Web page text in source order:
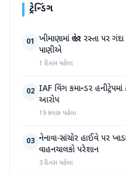
ટ્રેન્ડિંગ
01 ખીમાણામાં જાહેર રસ્તા પર
પાણીએ
1 દિવસ પહેલા
02 IAF વિંગ કમાન્ડર
આરોપ
19 કલાક પહેલા
03 નેનાવા-સાંચોર હાઈવે પર
વાહનચાલકો પરેશાન
3 દિવસ પહેલા